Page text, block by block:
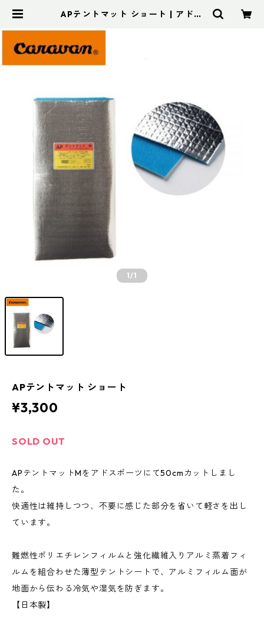
APテントマット ショート | アドス
1/1
APテントマット ショート
¥3,300
SOLD OUT
APテントマットMをアドスポーツにて50cmカットしまし
た。
快適性は維持しつつ、不要に感じた部分を省いて軽さを出し
ています。
難燃性ポリエチレンフィルムと強化繊維入りアルミ蒸着フィ
ルムを組合わせた薄型テントシートで、アルミフィルム面が
地面から伝わる冷気や湿気を防ぎます。
【日本製】